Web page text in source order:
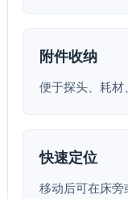
附件收纳
便于探头、耗材
快速定位
移动后可在床旁